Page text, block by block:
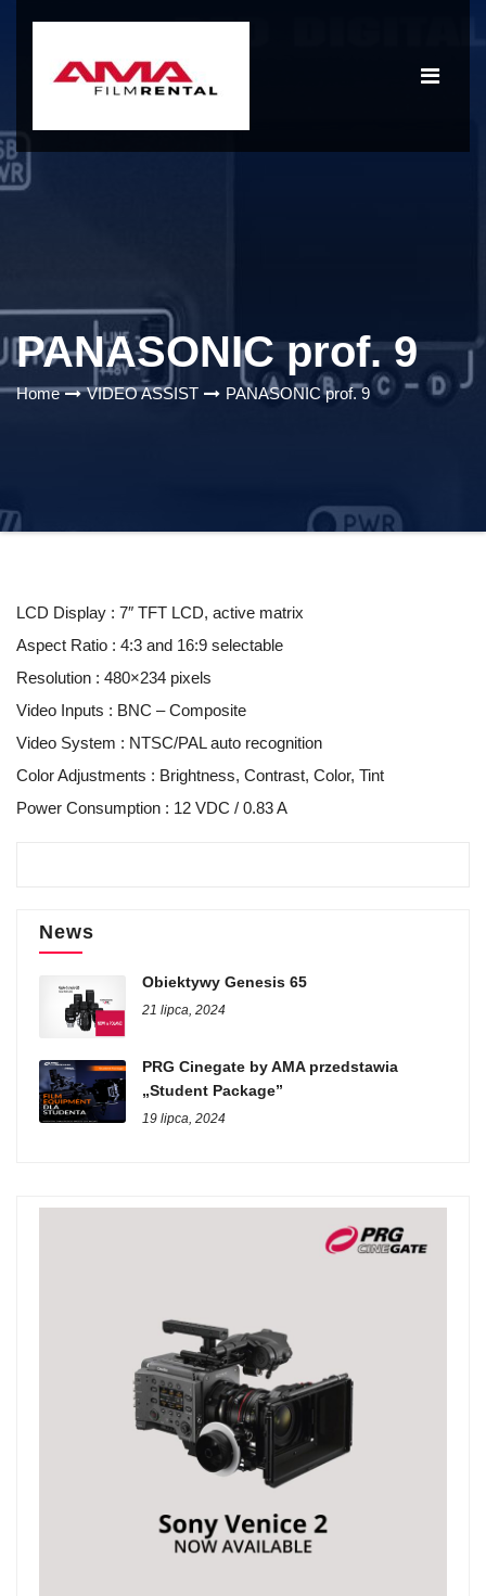
PANASONIC prof. 9
Home VIDEO ASSIST PANASONIC prof. 9
LCD Display : 7″ TFT LCD, active matrix
Aspect Ratio : 4:3 and 16:9 selectable
Resolution : 480×234 pixels
Video Inputs : BNC – Composite
Video System : NTSC/PAL auto recognition
Color Adjustments : Brightness, Contrast, Color, Tint
Power Consumption : 12 VDC / 0.83 A
News
Obiektywy Genesis 65
21 lipca, 2024
PRG Cinegate by AMA przedstawia
„Student Package”
19 lipca, 2024